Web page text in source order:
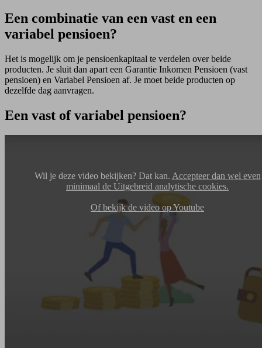
Een combinatie van een vast en een
variabel pensioen?
Het is mogelijk om je pensioenkapitaal te verdelen over beide
producten. Je sluit dan apart een Garantie Inkomen Pensioen (vast
pensioen) en Variabel Pensioen af. Je moet beide producten op
dezelfde dag aanvragen.
Een vast of variabel pensioen?
Wil je deze video bekijken? Dat kan. Accepteer dan wel even
minimaal de Uitgebreid analytische cookies.
Of bekijk de video op Youtube